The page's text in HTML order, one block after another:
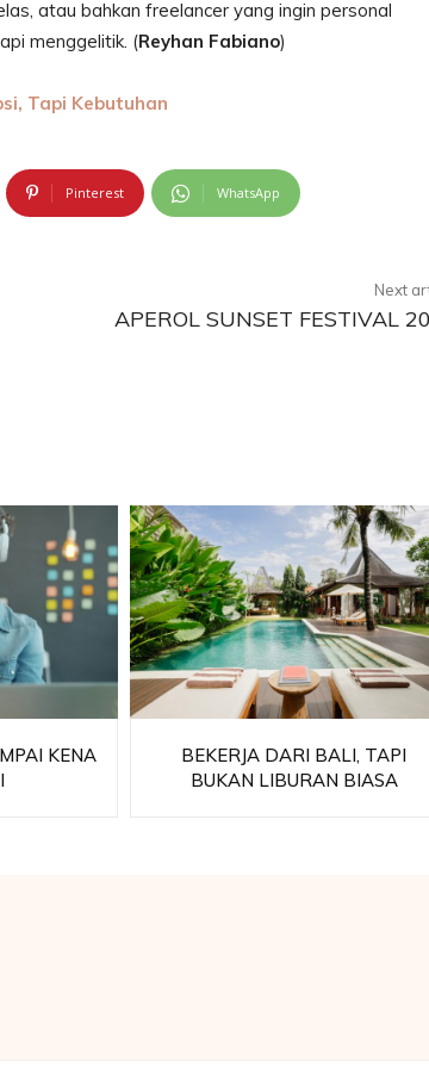
atau bahkan freelancer yang ingin personal
menggelitik. (Reyhan Fabiano)
Tapi Kebutuhan
Pinterest WhatsApp
Next
APEROL SUNSET FESTIVAL
KENA
BEKERJA DARI BALI, TAPI
BUKAN LIBURAN BIASA